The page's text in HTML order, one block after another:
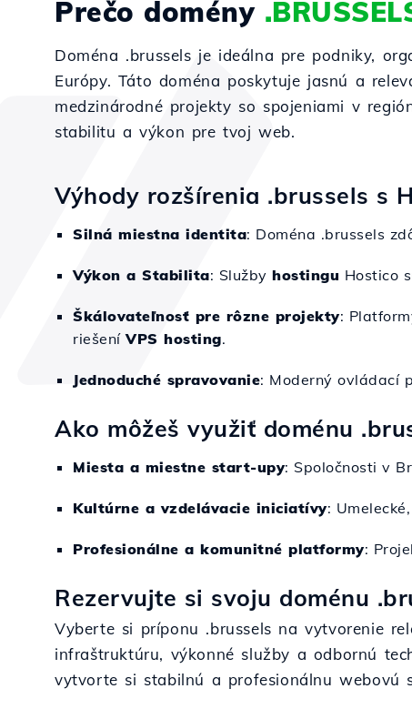
Prečo domény
Doména .brussels je ideálna pre podniky,
Európy. Táto doména poskytuje jasnú a
medzinárodné projekty so spojeniami v
stabilitu a výkon pre tvoj web.
Výhody rozšírenia .brussels s
Silná miestna identita: Doména .brussels
Výkon a Stabilita: Služby hostingu Hostico
Škálovateľnosť pre rôzne projekty:
riešeníVPS hosting.
Jednoduché spravovanie: Moderný ovládací
Ako môžeš využiť doménu
Miesta a miestne start-upy: Spoločnosti v
Kultúrne a vzdelávacie iniciatívy:
Profesionálne a komunitné platformy:
Rezervujte si svoju doménu
Vyberte si príponu .brussels na vytvorenie
infraštruktúru, výkonné služby a odbornú
vytvorte si stabilnú a profesionálnu webovú